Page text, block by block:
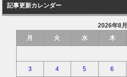
記事更新カレンダー
2026年8月
月
火 水 木
3 4 5 6